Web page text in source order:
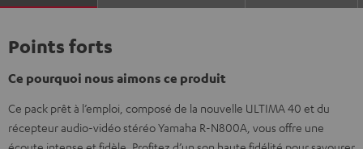
Points forts
Ce pourquoi nous aimons ce produit
Ce pack prêt à l’emploi, composé de la nouvelle ULTIMA 40 et du
récepteur audio-vidéo stéréo Yamaha R-N800A, vous offre une